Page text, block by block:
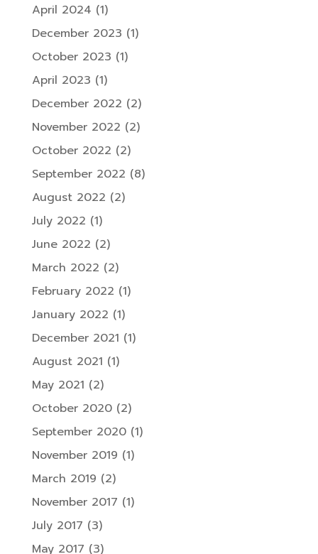
April 2024 (1)
December 2023 (1)
October 2023 (1)
April 2023 (1)
December 2022 (2)
November 2022 (2)
October 2022 (2)
September 2022 (8)
August 2022 (2)
July 2022 (1)
June 2022 (2)
March 2022 (2)
February 2022 (1)
January 2022 (1)
December 2021 (1)
August 2021 (1)
May 2021 (2)
October 2020(2)
September 2020(1)
November 2019 (1)
March 2019 (2)
November 2017 (1)
July 2017 (3)
May 2017 (3)